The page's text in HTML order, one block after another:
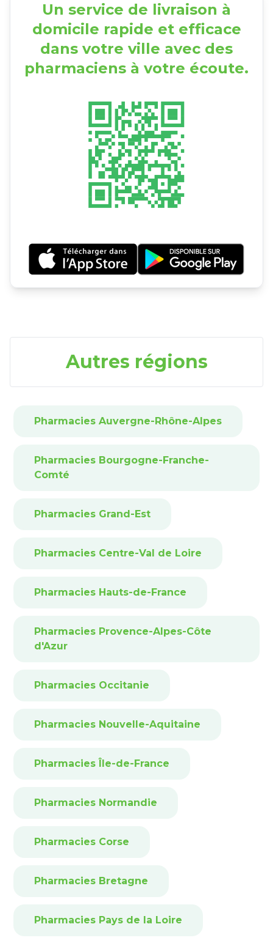
Un service de livraison à
domicile rapide et efficace
dans votre ville avec des
pharmaciens à votre écoute.
Autres régions
Pharmacies Auvergne-Rhône-Alpes
Pharmacies Bourgogne-Franche-
Comté
Pharmacies Grand-Est
Pharmacies Centre-Val de Loire
Pharmacies Hauts-de-France
Pharmacies Provence-Alpes-Côte
d'Azur
Pharmacies Occitanie
Pharmacies Nouvelle-Aquitaine
Pharmacies Île-de-France
Pharmacies Normandie
Pharmacies Corse
Pharmacies Bretagne
Pharmacies Pays de la Loire